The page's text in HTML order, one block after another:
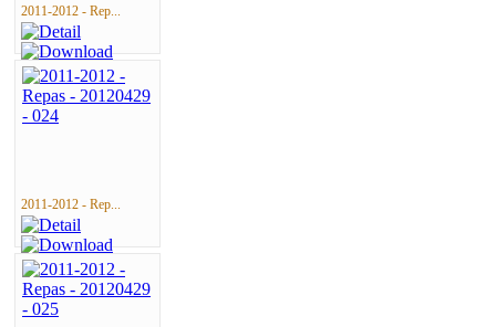
2011-2012 - Rep...
2011-2012 - Rep...